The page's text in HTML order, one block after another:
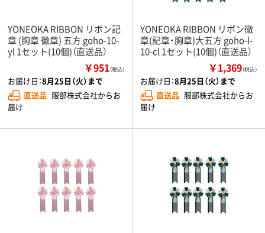
YONEOKA RIBBON リボン記
章 (胸章 徽章) 五方 goho-10-
yl 1セット(10個)（直送品）
￥951（税込）
お届け日：8月25日（火）まで
直送品 服部株式会社からお
届け
YONEOKA RIBBON リボン徽
章(記章・胸章)大五方 goho-l-
10-cl 1セット(10個)（直送品）
￥1,369（税込）
お届け日：8月25日（火）まで
直送品 服部株式会社からお
届け